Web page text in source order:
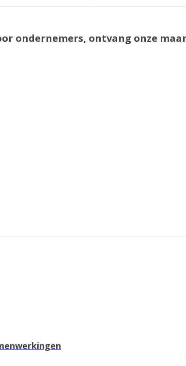
ondernemers, ontvang onze